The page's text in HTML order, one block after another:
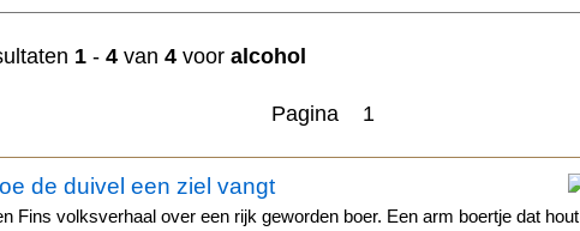
1 - 4 van 4 voor alcohol
Pagina 1
de duivel een ziel vangt
Fins volksverhaal over een rijk geworden boer. Een arm boertje dat hout